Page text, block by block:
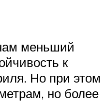
меньший
к
Но при этом
но более